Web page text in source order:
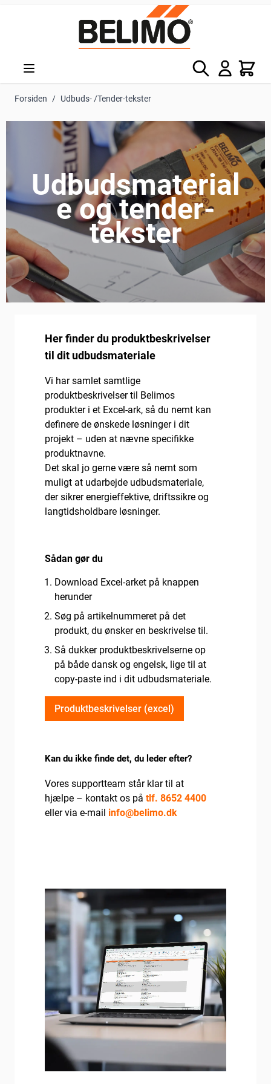
Søg Kurv
Forsiden / Udbuds- /Tender-tekster
Udbudsmaterial
e og tender-
tekster
Her finder du produktbeskrivelser
til dit udbudsmateriale
Vi har samlet samtlige
produktbeskrivelser til Belimos
produkter i et Excel-ark, så du nemt kan
definere de ønskede løsninger i dit
projekt – uden at nævne specifikke
produktnavne.
Det skal jo gerne være så nemt som
muligt at udarbejde udbudsmateriale,
der sikrer energieffektive, driftssikre og
langtidsholdbare løsninger.
Sådan gør du
Download Excel-arket på knappen
herunder
Søg på artikelnummeret på det
produkt, du ønsker en beskrivelse til.
Så dukker produktbeskrivelserne op
på både dansk og engelsk, lige til at
copy-paste ind i dit udbudsmateriale.
Produktbeskrivelser (excel)
Kan du ikke finde det, du leder efter?
Vores supportteam står klar til at
hjælpe – kontakt os på tlf. 8652 4400
eller via e-mail info@belimo.dk